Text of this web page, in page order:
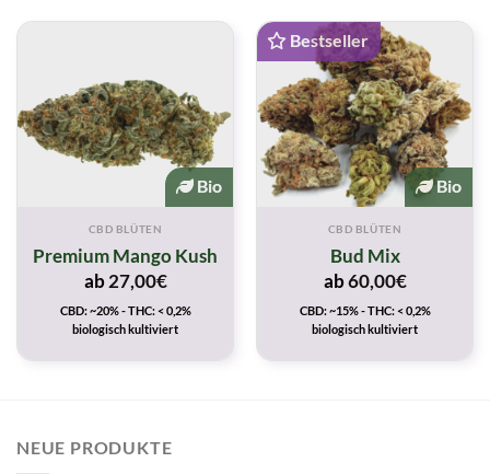
Bio
CBD BLÜTEN
Premium Mango Kush
ab27,00€
CBD: ~20% - THC: < 0,2%
biologisch kultiviert
Bestseller
Bio
CBD BLÜTEN
Bud Mix
ab60,00€
CBD: ~15% - THC: < 0,2%
biologisch kultiviert
NEUE PRODUKTE